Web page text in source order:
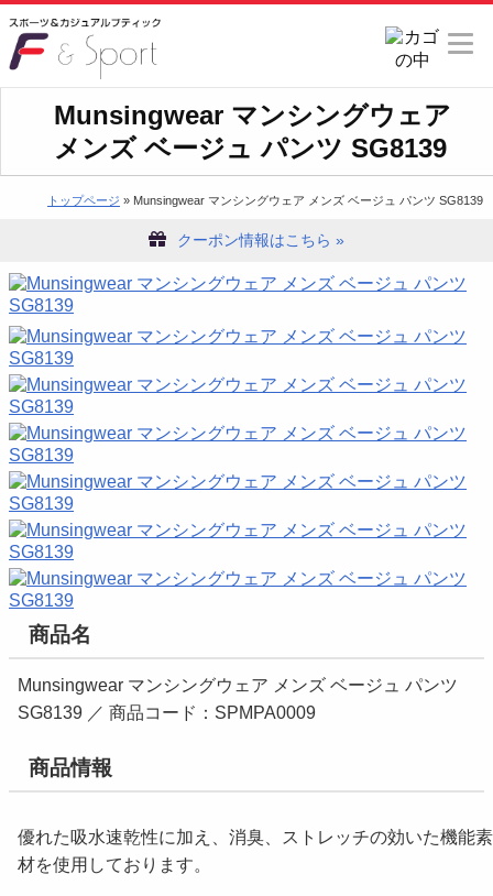
Munsingwear マンシングウェア
メンズ ベージュ パンツ SG8139
トップページ » Munsingwear マンシングウェア メンズ ベージュ パンツ SG8139
クーポン情報はこちら »
商品名
Munsingwear マンシングウェア メンズ ベージュ パンツ
SG8139 ／ 商品コード：SPMPA0009
商品情報
優れた吸水速乾性に加え、消臭、ストレッチの効いた機能素
材を使用しております。